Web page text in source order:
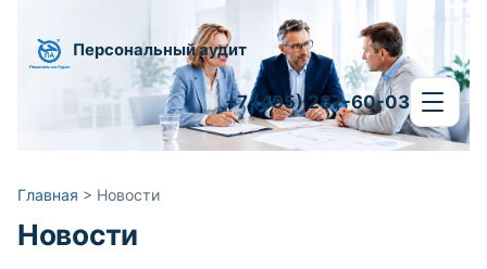
Персональный аудит
+7 (495) 287-60-03
Главная > Новости
Новости